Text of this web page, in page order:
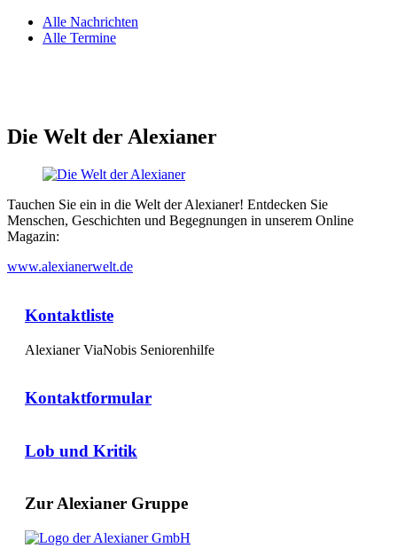
Alle Nachrichten
Alle Termine
Die Welt der Alexianer
Tauchen Sie ein in die Welt der Alexianer! Entdecken Sie
Menschen, Geschichten und Begegnungen in unserem Online
Magazin:
www.alexianerwelt.de
Kontaktliste
Alexianer ViaNobis Seniorenhilfe
Kontaktformular
Lob und Kritik
Zur Alexianer Gruppe